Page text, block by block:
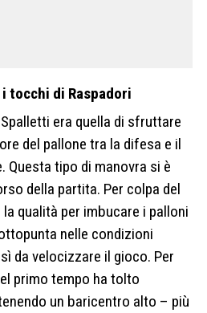
tocchi di Raspadori
era quella di sfruttare
del pallone tra la difesa e il
Questa tipo di manovra si è
della partita. Per colpa del
qualità per imbucare i palloni
nelle condizioni
da velocizzare il gioco. Per
primo tempo ha tolto
un baricentro alto – più